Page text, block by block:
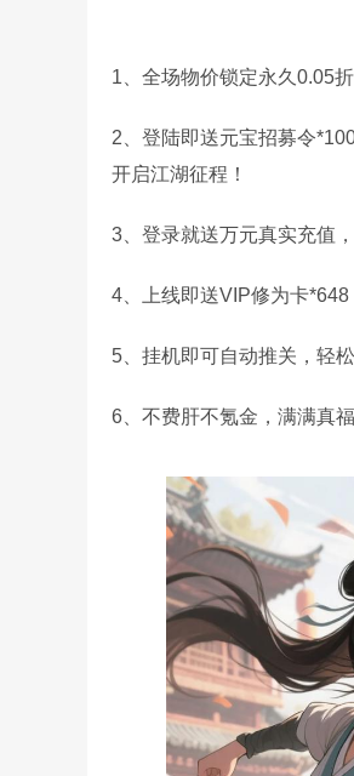
1、全场物价锁定永久0.05
2、登陆即送元宝招募令
开启江湖征程！
3、登录就送万元真实充值
4、上线即送VIP修为卡
5、挂机即可自动推关，轻
6、不费肝不氪金，满满真